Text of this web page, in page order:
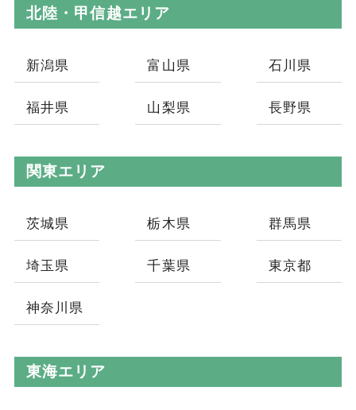
北陸・甲信越エリア
新潟県 富山県 石川県
福井県 山梨県 長野県
関東エリア
茨城県 栃木県 群馬県
埼玉県 千葉県 東京都
神奈川県
東海エリア